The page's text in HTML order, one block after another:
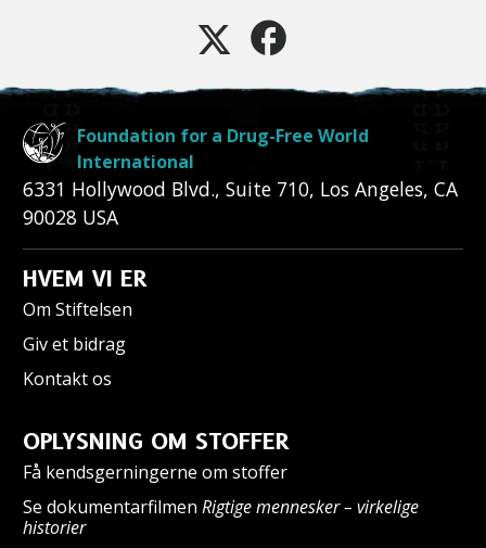
Foundation for a Drug-Free World
International
6331 Hollywood Blvd., Suite 710, Los Angeles, CA
90028 USA
HVEM VI ER
Om Stiftelsen
Giv et bidrag
Kontakt os
OPLYSNING OM STOFFER
Få kendsgerningerne om stoffer
Se dokumentarfilmen Rigtige mennesker – virkelige
historier